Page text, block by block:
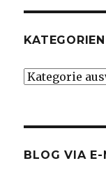
KATEGORIEN
Kategorien
BLOG VIA E-